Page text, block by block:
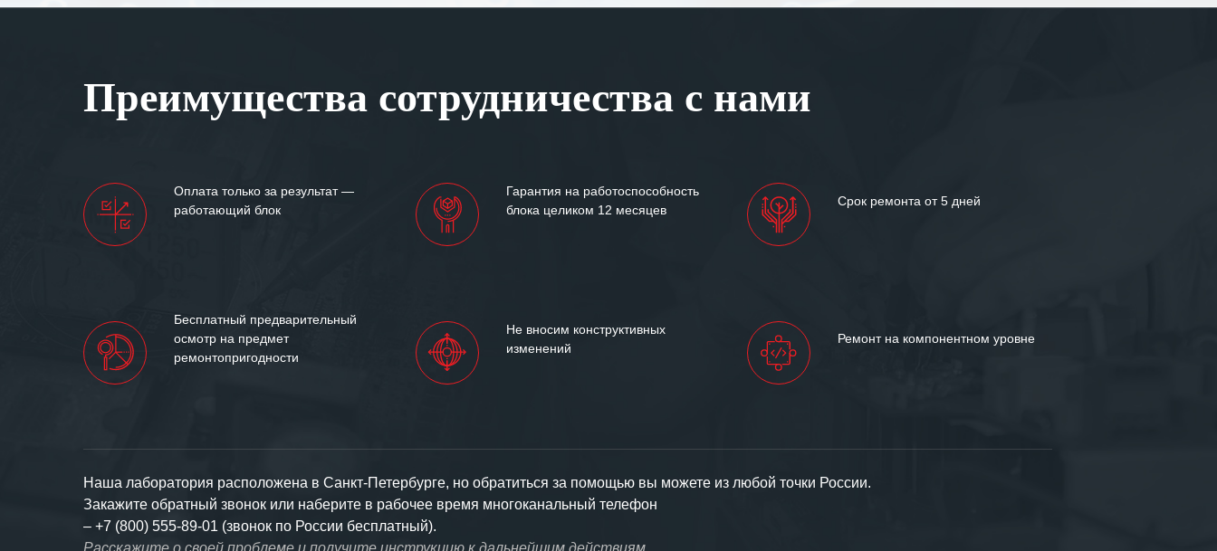
Мы высоко ценим сложившиеся между
«555» долгих лет успеха и процветания.
ответственного и надежного поставщика
Преимущества сотрудничества с нами
Оплата только за результат —
работающий блок
Гарантия на работоспособность
блока целиком 12 месяцев
Срок ремонта от 5 дней
Бесплатный предварительный
осмотр на предмет
ремонтопригодности
Не вносим конструктивных
изменений
Ремонт на компонентном уровне
Наша лаборатория расположена в Санкт-Петербурге, но обратиться за помощью вы можете из любой точки России.
Закажите обратный звонок или наберите в рабочее время многоканальный телефон
– +7 (800) 555-89-01 (звонок по России бесплатный).